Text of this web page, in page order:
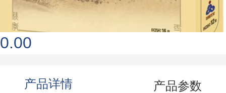
产品详情 产品参数